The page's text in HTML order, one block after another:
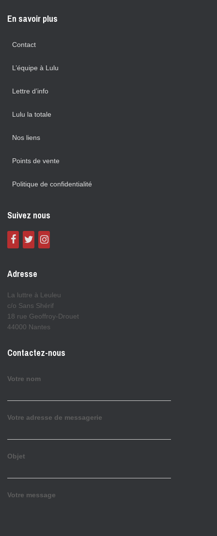
En savoir plus
Contact
L’équipe à Lulu
Lettre d’info
Lulu la totale
Nos liens
Points de vente
Politique de confidentialité
Suivez nous
Adresse
La luttre à Leuleu
c/o Sans Shérif
18 rue Geoffroy-Drouet
44000 Nantes
Contactez-nous
Votre nom
Votre adresse de messagerie
Objet
Votre message